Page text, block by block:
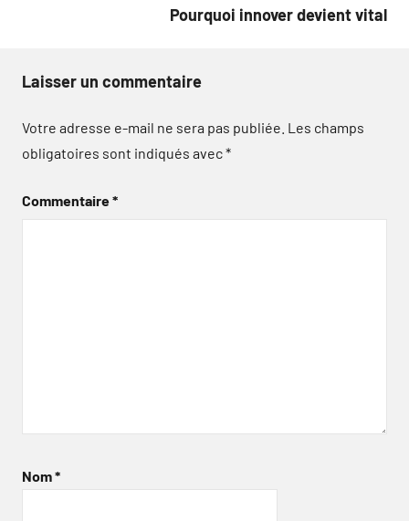
Pourquoi innover devient vital
Laisser un commentaire
Votre adresse e-mail ne sera pas publiée. Les champs
obligatoires sont indiqués avec*
Commentaire*
Nom*